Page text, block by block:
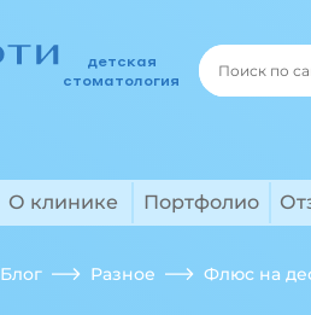
детская
стоматология
О клинике Портфолио
Блог Разное Флюс на